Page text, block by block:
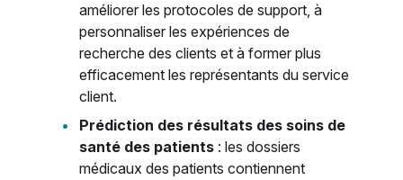
améliorer les protocoles de support, à
personnaliser les expériences de
recherche des clients et à former plus
efficacement les représentants du service
client.
Prédiction des résultats des soins de
santé des patients: les dossiers
médicaux des patients contiennent